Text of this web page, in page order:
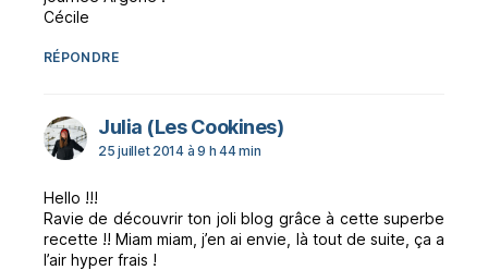
Cécile
RÉPONDRE
Julia (Les Cookines)dit :
25 juillet 2014 à 9 h 44 min
Hello !!!
Ravie de découvrir ton joli blog grâce à cette superbe
recette !! Miam miam, j’en ai envie, là tout de suite, ça a
l’air hyper frais !